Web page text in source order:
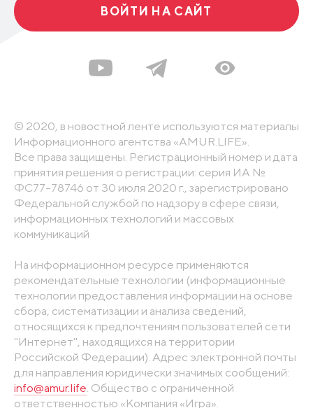
ВОЙТИ НА САЙТ
© 2020, в новостной ленте используются материалы
Информационного агентства «AMUR.LIFE».
Все права защищены. Регистрационный номер и дата
принятия решения о регистрации: серия ИА №
ФС77-78746 от 30 июля 2020 г., зарегистрировано
Федеральной службой по надзору в сфере связи,
информационных технологий и массовых
коммуникаций
На информационном ресурсе применяются
рекомендательные технологии (информационные
технологии предоставления информации на основе
сбора, систематизации и анализа сведений,
относящихся к предпочтениям пользователей сети
"Интернет", находящихся на территории
Российской Федерации). Адрес электронной почты
для направления юридически значимых сообщений:
info@amur.life. Общество с ограниченной
ответственностью «Компания «Игра».